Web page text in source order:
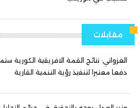
مقابلات
الغزواني: نتائج القمة الافريقية الكورية
دفعا معتبرا لتنفيذ رؤية التنمية القارية